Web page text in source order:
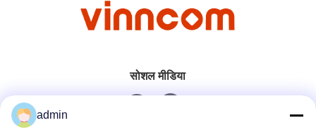
सोशल मीडिया
admin